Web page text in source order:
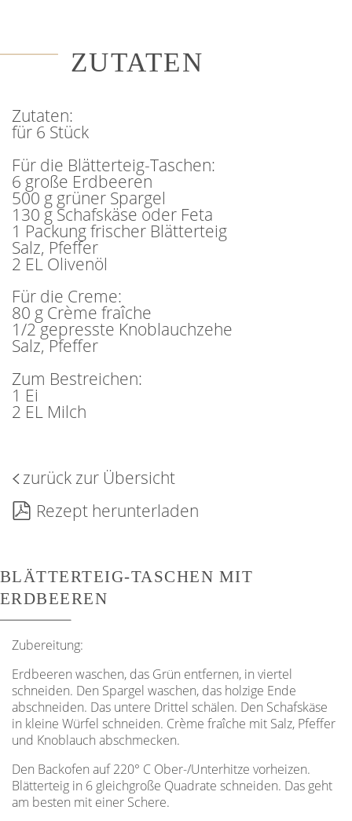
ZUTATEN
Zutaten:
für 6 Stück
Für die Blätterteig-Taschen:
6 große Erdbeeren
500 g grüner Spargel
130 g Schafskäse oder Feta
1 Packung frischer Blätterteig
Salz, Pfeffer
2 EL Olivenöl
Für die Creme:
80 g Crème fraîche
1/2 gepresste Knoblauchzehe
Salz, Pfeffer
Zum Bestreichen:
1 Ei
2 EL Milch
zurück zur Übersicht
Rezept herunterladen
BLÄTTERTEIG-TASCHEN MIT
ERDBEEREN
Zubereitung:
Erdbeeren waschen, das Grün entfernen, in viertel
schneiden. Den Spargel waschen, das holzige Ende
abschneiden. Das untere Drittel schälen. Den Schafskäse
in kleine Würfel schneiden. Crème fraîche mit Salz, Pfeffer
und Knoblauch abschmecken.
Den Backofen auf 220° C Ober-/Unterhitze vorheizen.
Blätterteig in 6 gleichgroße Quadrate schneiden. Das geht
am besten mit einer Schere.